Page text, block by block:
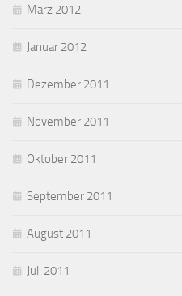
März 2012
Januar 2012
Dezember 2011
November 2011
Oktober 2011
September 2011
August 2011
Juli 2011